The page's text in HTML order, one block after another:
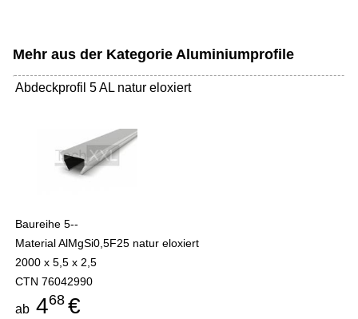
Mehr aus der Kategorie Aluminiumprofile
Abdeckprofil 5 AL natur eloxiert
Baureihe 5--
Material AlMgSi0,5F25 natur eloxiert
2000 x 5,5 x 2,5
CTN 76042990
ab 468 €